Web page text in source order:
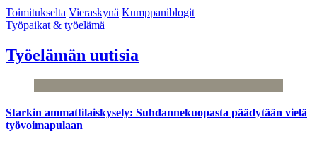
Toimitukselta Vieraskynä Kumppaniblogit
Työpaikat & työelämä
Työelämän uutisia
Starkin ammattilaiskysely: Suhdannekuopasta päädytään vielä
työvoimapulaan